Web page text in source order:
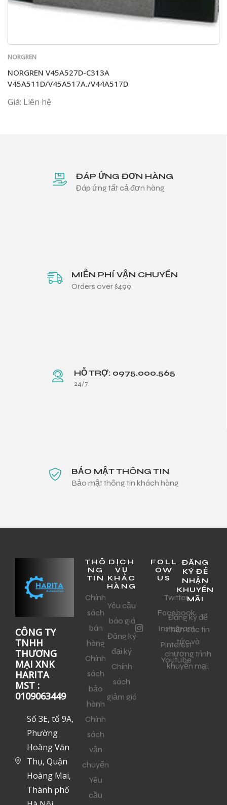
NORGREN
NORGREN V45A527D-C313A
V45A511D/V45A517A./V44A517D
Giá: Liên hệ
ĐÁP ỨNG ĐƠN HÀNG
Đáp ứng tất cả đơn hàng
MIỄN PHÍ VẬN CHUYỂN
Orders over $499
HỖ TRỢ: 0975.000.565
24/7
BẢO MẬT THÔNG TIN
Bảo mật thông tin khách hàng
CÔNG TY
TNHH
THƯƠNG
MẠI XNK
HARITA
MST :
0109063449
Số 3E, tổ 9A,
Phường
Hoàng Văn
Thụ, Quận
Hoàng Mai,
Thành phố
THÔ
NG
TIN
Chính
sách
bán
hàng
Chính
sách
bảo
hành
Chính
sách
vận
chuyển
Yêu
cầu
DỊCH
VỤ
KHÁC
HÀNG
Yêu cầu
báo giá
Đăng ký
đại ký
Chính
sách
giảm giá
FOLL
OW
US
Twitter
Facebook
Instagram
Pinterest
Youtube
ĐĂNG
KÝ ĐỂ
NHẬN
KHUYẾN
MÃI
Đăng ký để
nhận các tin
tức và
chương trình
khuyến mại.